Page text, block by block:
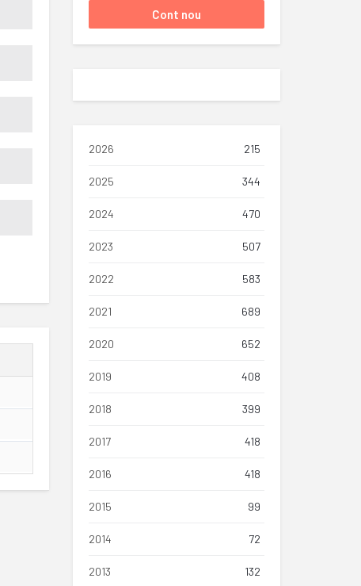
2026 215
2025 344
2024 470
2023 507
2022 583
2021 689
2020 652
2019 408
2018 399
2017 418
2016 418
2015 99
2014 72
2013 132